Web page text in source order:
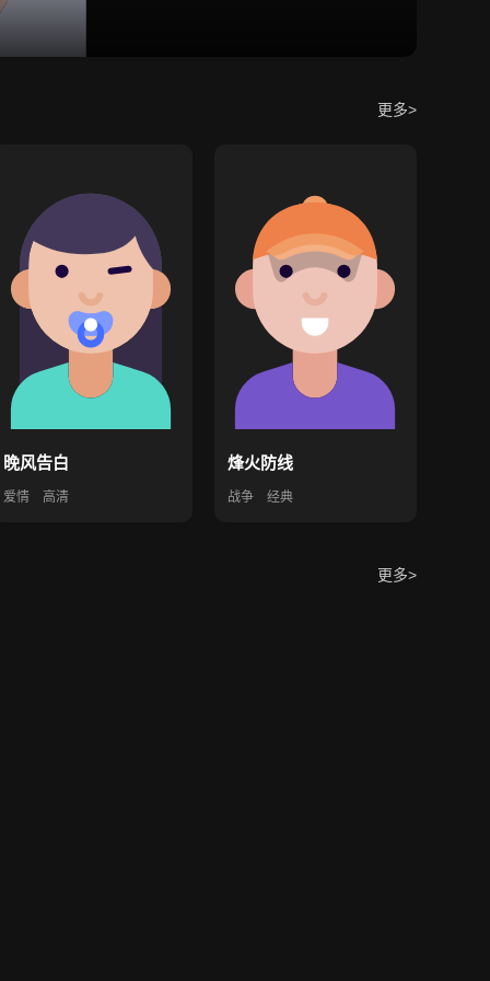
更多>
晚风告白
爱情 高清
烽火防线
战争 经典
更多>